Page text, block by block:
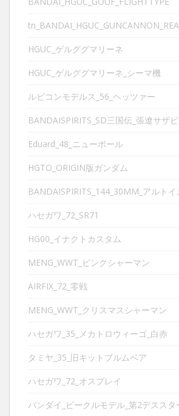
HGUC_ゲルググマリーネ
HGUC_ゲルググマリーネ_シーマ機
ルビコンモデルス_56_ヘッツァー
BANDAISPIRITS_SD三国伝_張遼サザ
Eduard_48_ニューポール
HGTO_ORIGIN版ガンダム
BANDAISPIRITS_144_30MM_アルトイ
ハセガワ_72_SR71
HG00_イナクトカスタム
MENG_WWT_ピンクシャーマン
AIRFIX_72_零戦
MENG_WWT_クリスマスシャーマン
ハセガワ_35_メカトロウィーゴ_白赤
タミヤ_35_旧キットブルムベア
ハセガワ_72_オスプレイ
バンダイ_ビークルモデル_第2デススタ